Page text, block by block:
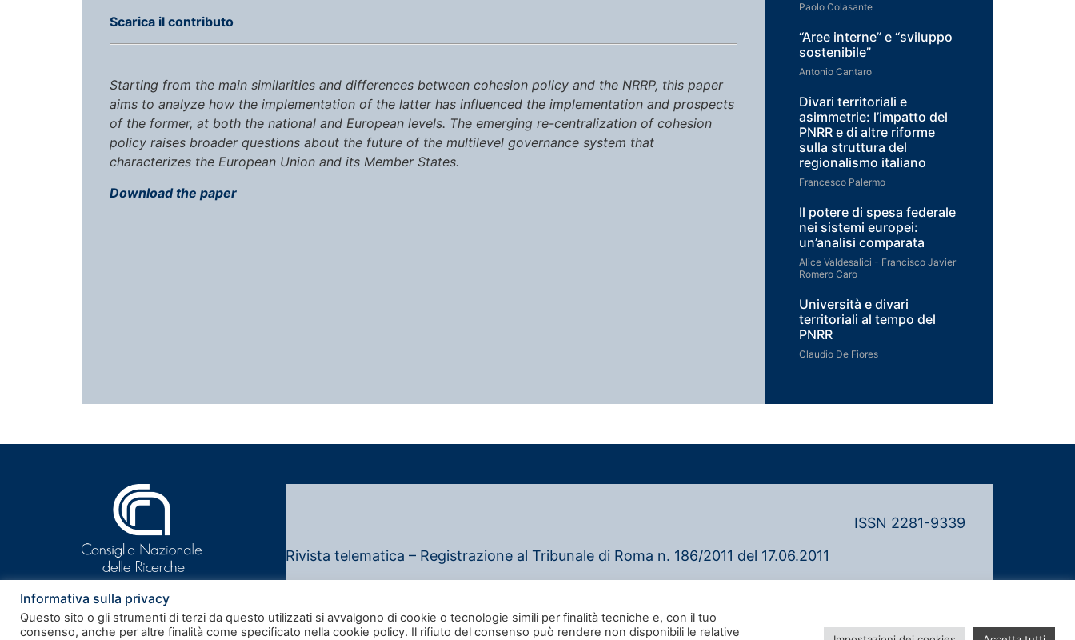
Scarica il contributo
Starting from the main similarities and differences between cohesion policy and the NRRP, this paper
aims to analyze how the implementation of the latter has influenced the implementation and prospects
of the former, at both the national and European levels. The emerging re-centralization of cohesion
policy raises broader questions about the future of the multilevel governance system that
characterizes the European Union and its Member States.
Download the paper
Paolo Colasante
“Aree interne” e “sviluppo
sostenibile”
Antonio Cantaro
Divari territoriali e
asimmetrie: l’impatto del
PNRR e di altre riforme
sulla struttura del
regionalismo italiano
Francesco Palermo
Il potere di spesa federale
nei sistemi europei:
un’analisi comparata
Alice Valdesalici - Francisco Javier
Romero Caro
Università e divari
territoriali al tempo del
PNRR
Claudio De Fiores
Rivista telematica – Registrazione al Tribunale di Roma n. 186/2011 del 17.06.2011
ISSN 2281-9339
Informativa sulla privacy
Questo sito o gli strumenti di terzi da questo utilizzati si avvalgono di cookie o tecnologie simili per finalità tecniche e, con il tuo
consenso, anche per altre finalità come specificato nella cookie policy. Il rifiuto del consenso può rendere non disponibili le relative